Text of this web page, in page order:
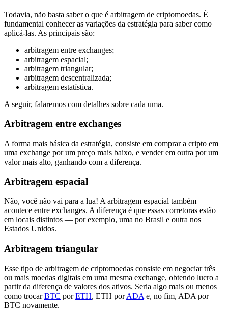
Todavia, não basta saber o que é arbitragem de criptomoedas. É
fundamental conhecer as variações da estratégia para saber como
aplicá-las. As principais são:
arbitragem entre exchanges;
arbitragem espacial;
arbitragem triangular;
arbitragem descentralizada;
arbitragem estatística.
A seguir, falaremos com detalhes sobre cada uma.
Arbitragem entre exchanges
A forma mais básica da estratégia, consiste em comprar a cripto em
uma exchange por um preço mais baixo, e vender em outra por um
valor mais alto, ganhando com a diferença.
Arbitragem espacial
Não, você não vai para a lua! A arbitragem espacial também
acontece entre exchanges. A diferença é que essas corretoras estão
em locais distintos — por exemplo, uma no Brasil e outra nos
Estados Unidos.
Arbitragem triangular
Esse tipo de arbitragem de criptomoedas consiste em negociar três
ou mais moedas digitais em uma mesma exchange, obtendo lucro a
partir da diferença de valores dos ativos. Seria algo mais ou menos
como trocarBTC porETH, ETH porADA e, no fim, ADA por
BTC novamente.